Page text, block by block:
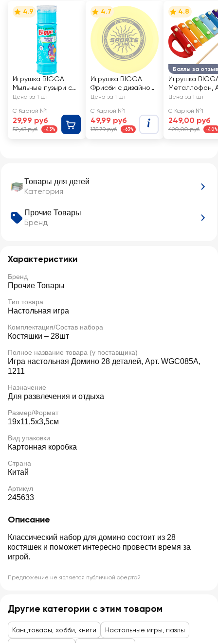
Товары для детей
Категория
Прочие Товары
Бренд
Характеристики
Бренд
Прочие Товары
Тип товара
Настольная игра
Комплектация/Состав набора
Костяшки – 28шт
Полное название товара (у поставщика)
Игра настольная Домино 28 деталей, Арт. WGC085A,
1211
Назначение
Для развлечения и отдыха
Размер/Формат
19х11,5х3,5см
Вид упаковки
Картонная коробка
Страна
Китай
Артикул
245633
Описание
Классический набор для домино состоит из 28
костяшек и поможет интересно провести время за
игрой.
Предложение не является публичной офертой
4.9
Игрушка BIGGA
Мыльные пузыри с
лабиринтом на
BB258
Цена за 1 шт
С Картой №1
29,99 руб
52,63 руб -43%
4.7
Игрушка BIGGA
Фрисби с дизайном
23см
Цена за 1 шт
С Картой №1
49,99 руб
135,79 руб -63%
Баллы за отзыв
4.8
Игрушка
Металлофон,
YJ080250122
Цена за 1 шт
С Картой №1
249,00 руб
420,00 руб -40%
Другие категории с этим товаром
Канцтовары, хобби, книги Настольные игры, пазлы